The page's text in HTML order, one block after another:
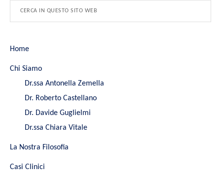
Home
Chi Siamo
Dr.ssa Antonella Zemella
Dr. Roberto Castellano
Dr. Davide Guglielmi
Dr.ssa Chiara Vitale
La Nostra Filosofia
Casi Clinici